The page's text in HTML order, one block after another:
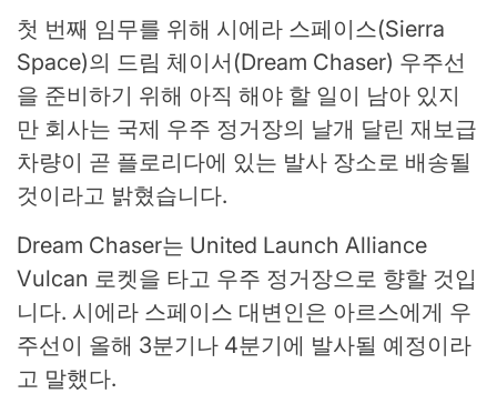
첫 번째 임무를 위해 시에라 스페이스(Sierra
Space)의 드림 체이서(Dream Chaser) 우주선
을 준비하기 위해 아직 해야 할 일이 남아 있지
만 회사는 국제 우주 정거장의 날개 달린 재보급
차량이 곧 플로리다에 있는 발사 장소로 배송될
것이라고 밝혔습니다.
Dream Chaser는 United Launch Alliance
Vulcan 로켓을 타고 우주 정거장으로 향할 것입
니다. 시에라 스페이스 대변인은 아르스에게 우
주선이 올해 3분기나 4분기에 발사될 예정이라
고 말했다.